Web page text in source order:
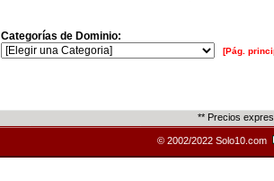
Categorías de Dominio:
[Pág.
** Precios
© 2002/2022 Solo10.com